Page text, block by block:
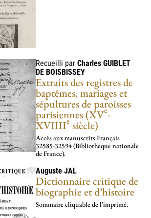
Recueilli parCharlesGUIBLET
DE BOISBISSEY
Extraits des registres de
baptêmes, mariages et
sépultures de paroisses
parisiennes (XVe-
XVIIIIe siècle)
Accès aux manus­crits Français
32585-32594 (Bibliothèque nationale
de France).
AugusteJAL
Dictionnaire critique de
biographie et d’histoire
Sommaire cliquable de l’imprimé.